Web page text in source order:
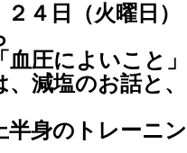
４日（火曜日）
血圧によいこと」
、減塩のお話と
半身のトレーニ